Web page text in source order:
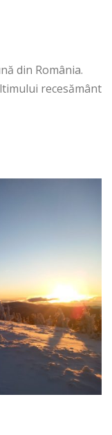
din România.
recesământ